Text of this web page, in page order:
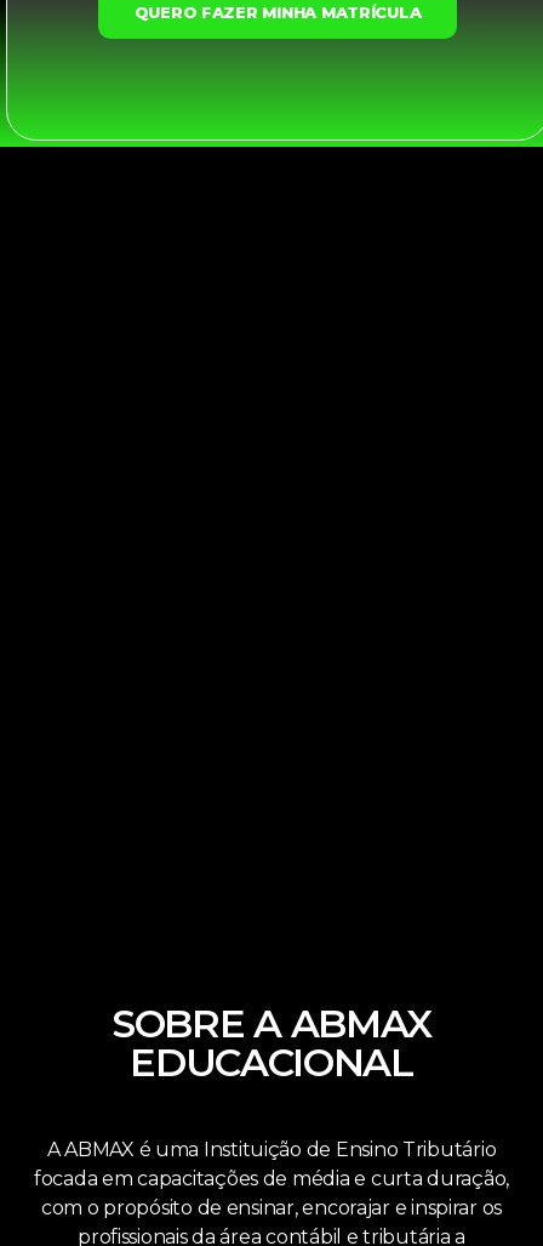
QUERO FAZER MINHA MATRÍCULA
SOBRE A ABMAX
EDUCACIONAL
A ABMAX é uma Instituição de Ensino Tributário
focada em capacitações de média e curta duração,
com o propósito de ensinar, encorajar e inspirar os
profissionais da área contábil e tributária a